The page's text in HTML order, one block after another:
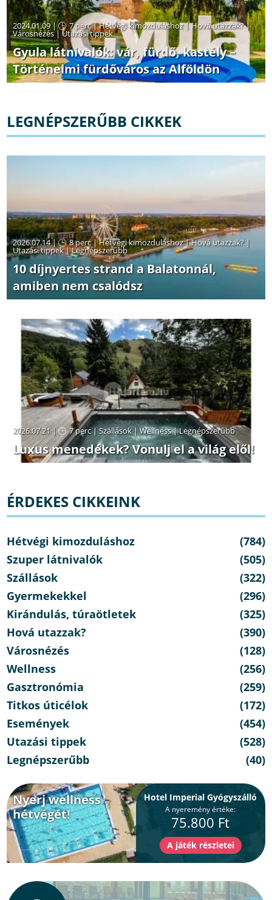
2024.01.09 | 7 perc|Hétvégi kimozduláshoz|Hová utazzak?|
Városnézés|Utazási tippek
Gyula látnivalók: vár, fürdő, kastély –
Történelmi fürdőváros az Alföldön
LEGNÉPSZERŰBB CIKKEK
2026.07.14 | 8 perc|Hétvégi kimozduláshoz|Hová utazzak? |
Utazási tippek|Legnépszerűbb
10 díjnyertes strand a Balatonnál,
amiben nem csalódsz
2026.07.21 | 7 perc|Szállások|Wellness|Legnépszerűbb
Luxus menedékek? Vonulj el a világ elől!
ÉRDEKES CIKKEINK
Hétvégi kimozduláshoz
(784)
Szuper látnivalók
(505)
Szállások
(322)
Gyermekekkel
(296)
Kirándulás, túraötletek
(325)
Hová utazzak?
(390)
Városnézés
(128)
Wellness
(256)
Gasztronómia
(259)
Titkos úticélok
(172)
Események
(454)
Utazási tippek
(528)
Legnépszerűbb
(40)
Nyerj wellness
hétvégét!
Hotel Imperial Gyógyszálló
A nyeremény értéke:
75.800 Ft